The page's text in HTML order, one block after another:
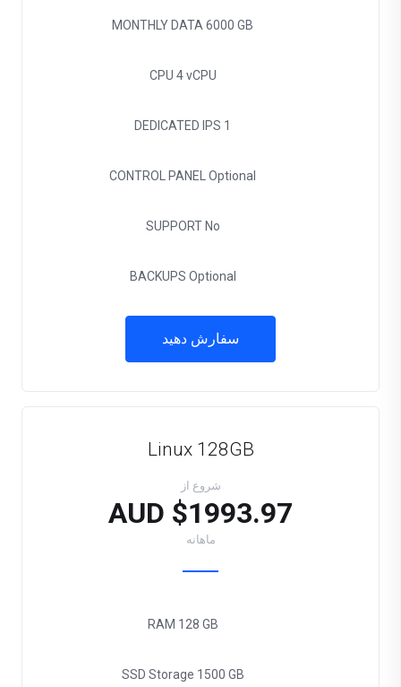
MONTHLY DATA 6000 GB
CPU 4 vCPU
DEDICATED IPS 1
CONTROL PANEL Optional
SUPPORTNo
BACKUPS Optional
سفارش دهید
Linux 128GB
شروع از
$1993.97 AUD
ماهانه
RAM 128 GB
SSD Storage 1500 GB